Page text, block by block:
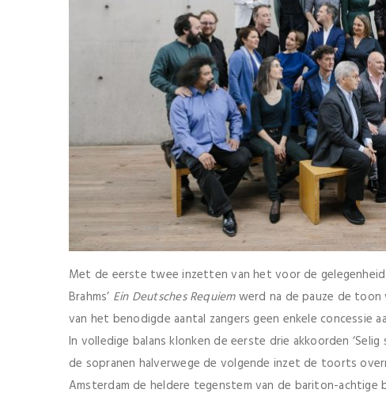
Met de eerste twee inzetten van het voor de
Brahms’ Ein Deutsches Requiemwerd na de pauze de toon
van het benodigde aantal zangers geen enkele concessie
In volledige balans klonken de eerste drie akkoorden
de sopranen halverwege de volgende inzet de toorts
Amsterdam de heldere tegenstem van de bariton-